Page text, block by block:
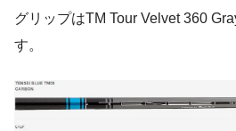
グリップはTM Tour Velvet 360
す。